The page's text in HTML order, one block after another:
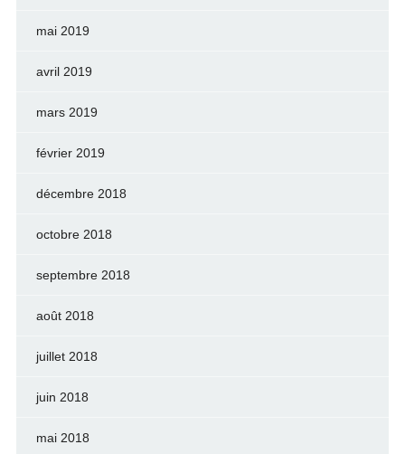
mai 2019
avril 2019
mars 2019
février 2019
décembre 2018
octobre 2018
septembre 2018
août 2018
juillet 2018
juin 2018
mai 2018